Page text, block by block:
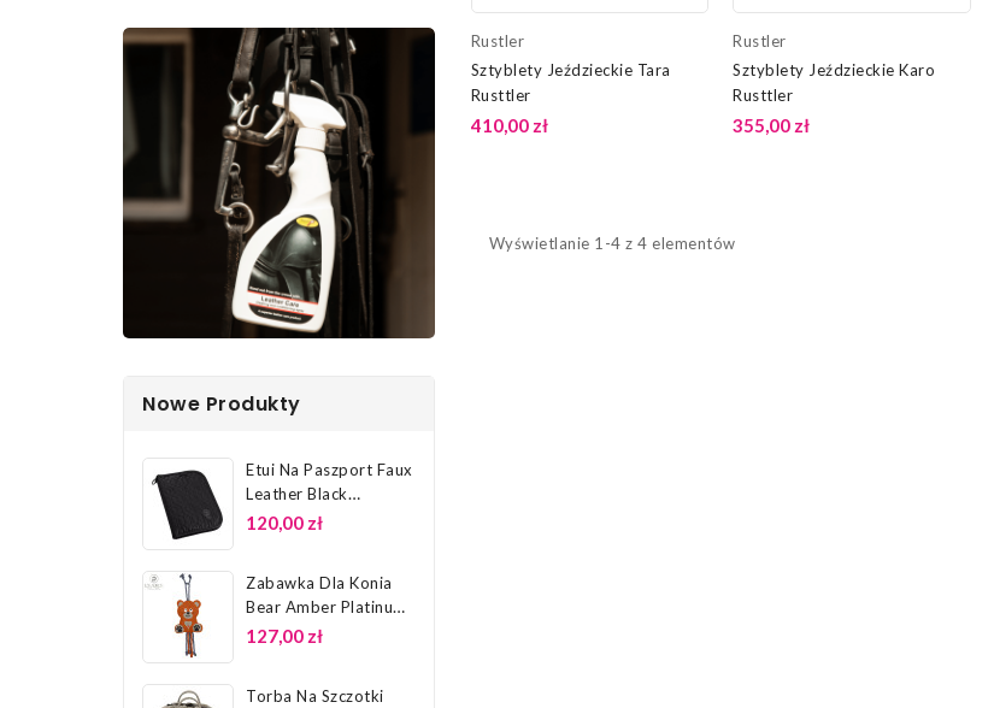
Nowe Produkty
Etui Na Paszport Faux
Leather Black
Platinum 26...
120,00 zł
Zabawka Dla Konia
Bear Amber Platinum
26 Eskadron
127,00 zł
Torba Na Szczotki
Rustler
Sztyblety Jeździeckie Tara
Rusttler
410,00 zł
Rustler
Sztyblety Jeździeckie Karo
Rusttler
355,00 zł
Wyświetlanie 1-4 z 4 elementów